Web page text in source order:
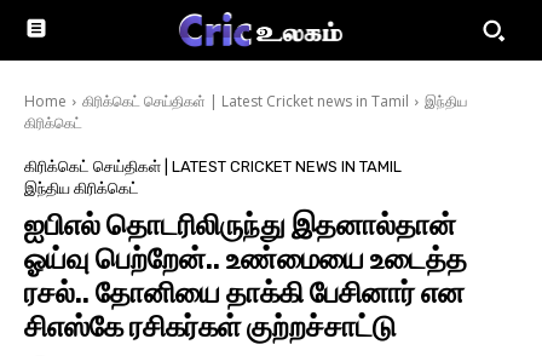
Home கிரிக்கெட் செய்திகள் | Latest Cricket news in Tamil
இந்திய
கிரிக்கெட்
கிரிக்கெட் செய்திகள் | LATEST CRICKET NEWS IN TAMIL
இந்திய கிரிக்கெட்
ஐபிஎல் தொடரிலிருந்து இதனால்தான்
ஓய்வு பெற்றேன்.. உண்மையை உடைத்த
ரசல்.. தோனியை தாக்கி பேசினார் என
சிஎஸ்கே ரசிகர்கள் குற்றச்சாட்டு